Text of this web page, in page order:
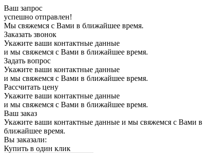
Ваш запрос
успешно отправлен!
Мы свяжемся с Вами в ближайшее время.
Заказать звонок
Укажите ваши контактные данные
и мы свяжемся с Вами в ближайшее время.
Задать вопрос
Укажите ваши контактные данные
и мы свяжемся с Вами в ближайшее время.
Рассчитать цену
Укажите ваши контактные данные
и мы свяжемся с Вами в ближайшее время.
Ваш заказ
Укажите ваши контактные данные и мы свяжемся с Вами в
ближайшее время.
Вы заказали:
Купить в один клик